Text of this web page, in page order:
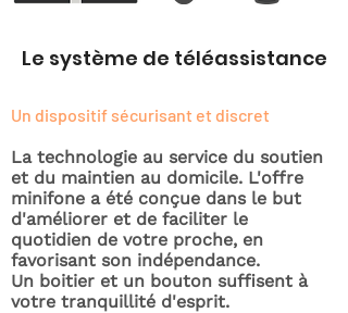
Le système de téléassistance
Un dispositif sécurisant et discret
La technologie au service du soutien
et du maintien au domicile. L'offre
minifone a été conçue dans le but
d'améliorer et de faciliter le
quotidien de votre proche, en
favorisant son indépendance.
Un boitier et un bouton suffisent à
votre tranquillité d'esprit.